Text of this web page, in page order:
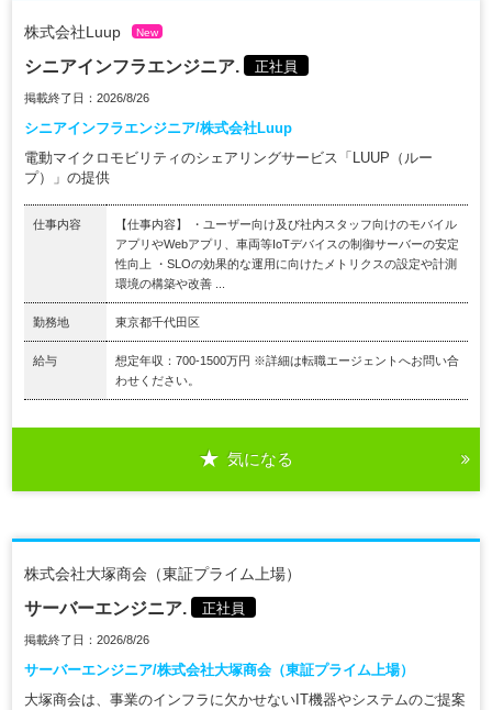
株式会社Luup New
シニアインフラエンジニア. 正社員
掲載終了日：2026/8/26
シニアインフラエンジニア/株式会社Luup
電動マイクロモビリティのシェアリングサービス「LUUP（ルー
プ）」の提供
仕事内容
【仕事内容】 ・ユーザー向け及び社内スタッフ向けのモバイル
アプリやWebアプリ、車両等IoTデバイスの制御サーバーの安定
性向上 ・SLOの効果的な運用に向けたメトリクスの設定や計測
環境の構築や改善 ...
勤務地 東京都千代田区
給与
想定年収：700-1500万円 ※詳細は転職エージェントへお問い合
わせください。
気になる
株式会社大塚商会（東証プライム上場）
サーバーエンジニア. 正社員
掲載終了日：2026/8/26
サーバーエンジニア/株式会社大塚商会（東証プライム上場）
大塚商会は、事業のインフラに欠かせないIT機器やシステムのご提案